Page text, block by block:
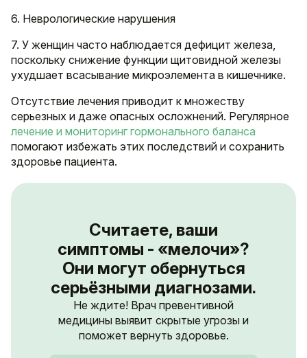
6. Неврологические нарушения
7. У женщин часто наблюдается дефицит железа,
поскольку снижение функции щитовидной железы
ухудшает всасывание микроэлемента в кишечнике.
Отсутствие лечения приводит к множеству
серьезных и даже опасных осложнений. Регулярное
лечение и мониторинг гормонального баланса
помогают избежать этих последствий и сохранить
здоровье пациента.
Считаете, ваши
симптомы - «мелочи»?
Они могут обернуться
серьёзными диагнозами.
Не ждите! Врач превентивной
медицины выявит скрытые угрозы и
поможет вернуть здоровье.